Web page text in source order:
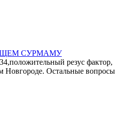
СУРМАМУ
резус фактор,
Новгороде. Остальные вопросы